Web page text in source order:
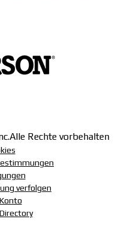
Alle Rechte vorbehalten
verfolgen